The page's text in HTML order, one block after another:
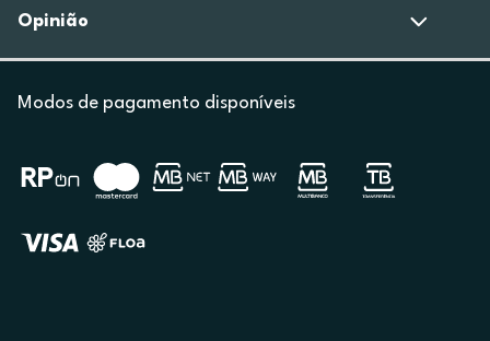
Opinião
Modos de pagamento disponíveis